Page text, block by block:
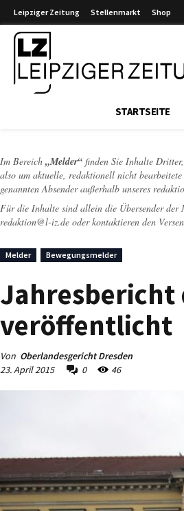
Leipziger Zeitung Stellenmarkt Shop
STARTSEITE
Im Bereich „Melder“ finden Sie Inhalte
also um aktuelle, redaktionell nicht
genannten Absender außerhalb unseres
Für die Inhalte sind allein die Übersender der
redaktion@l-iz.de oder kontaktieren den
Melder Bewegungsmelder
veröffentlicht
Von Oberlandesgericht Dresden
23. April 2015
0 46